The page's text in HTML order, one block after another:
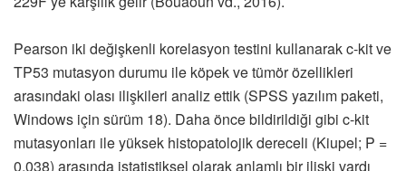
Pearson iki değişkenli korelasyon testini kullanarak c-kit ve
TP53 mutasyon durumu ile köpek ve tümör özellikleri
arasındaki olası ilişkileri analiz ettik (SPSS yazılım paketi,
Windows için sürüm 18). Daha önce bildirildiği gibi c-kit
mutasyonları ile yüksek histopatolojik dereceli (Kiupel; P =
0.038) arasında istatistiksel olarak anlamlı bir ilişki vardı